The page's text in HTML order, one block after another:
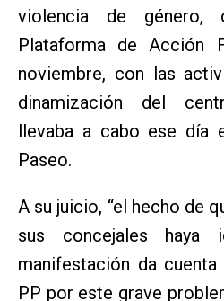
violencia de género,
Plataforma de Acción
noviembre, con las
dinamización del
llevaba a cabo ese día
Paseo.
A su juicio, “el hecho de
sus concejales haya
manifestación da
PP por este grave